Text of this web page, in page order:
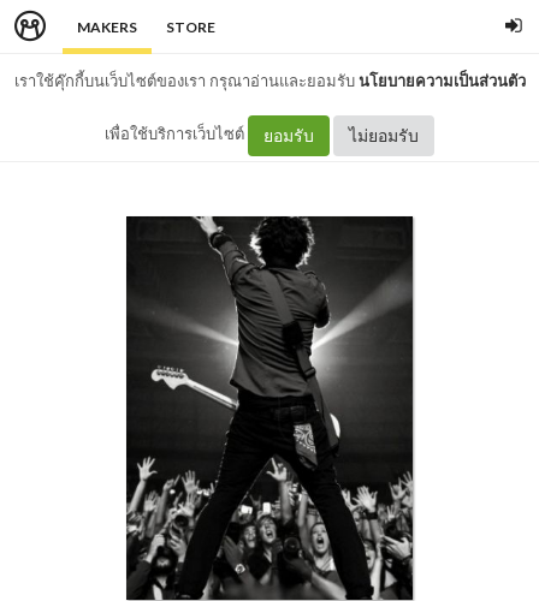
MAKERS STORE
เราใช้คุ๊กกี้บนเว็บไซต์ของเรา กรุณาอ่านและยอมรับนโยบายความเป็นส่วนตัว
เพื่อใช้บริการเว็บไซต์ ยอมรับ ไม่ยอมรับ